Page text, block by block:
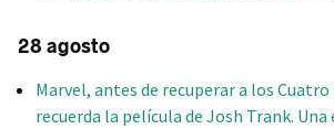
28 agosto
Marvel, antes de recuperar a los
recuerda la película de Josh Trank.